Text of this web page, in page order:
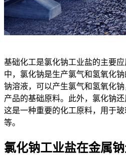
基础化工是氯化钠工业盐的主要
中，氯化钠是生产氯气和氢氧化
钠溶液，可以产生氯气和氢氧化
产品的基础原料。此外，氯化钠还
这是一种重要的化工原料，用于
等。
氯化钠工业盐在金属